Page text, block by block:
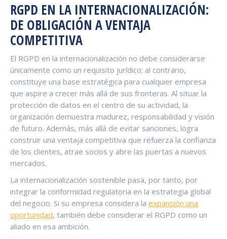
RGPD EN LA INTERNACIONALIZACIÓN:
DE OBLIGACIÓN A VENTAJA
COMPETITIVA
El RGPD en la internacionalización no debe considerarse
únicamente como un requisito jurídico; al contrario,
constituye una base estratégica para cualquier empresa
que aspire a crecer más allá de sus fronteras. Al situar la
protección de datos en el centro de su actividad, la
organización demuestra madurez, responsabilidad y visión
de futuro. Además, más allá de evitar sanciones, logra
construir una ventaja competitiva que refuerza la confianza
de los clientes, atrae socios y abre las puertas a nuevos
mercados.
La internacionalización sostenible pasa, por tanto, por
integrar la conformidad regulatoria en la estrategia global
del negocio. Si su empresa considera la expansión una
oportunidad, también debe considerar el RGPD como un
aliado en esa ambición.